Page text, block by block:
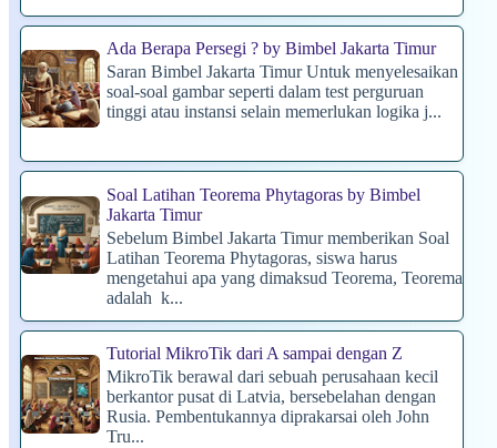
Ada Berapa Persegi ? by Bimbel Jakarta Timur
Saran Bimbel Jakarta Timur Untuk menyelesaikan
soal-soal gambar seperti dalam test perguruan
tinggi atau instansi selain memerlukan logika j...
Soal Latihan Teorema Phytagoras by Bimbel
Jakarta Timur
Sebelum Bimbel Jakarta Timur memberikan Soal
Latihan Teorema Phytagoras, siswa harus
mengetahui apa yang dimaksud Teorema, Teorema
adalah k...
Tutorial MikroTik dari A sampai dengan Z
MikroTik berawal dari sebuah perusahaan kecil
berkantor pusat di Latvia, bersebelahan dengan
Rusia. Pembentukannya diprakarsai oleh John
Tru...